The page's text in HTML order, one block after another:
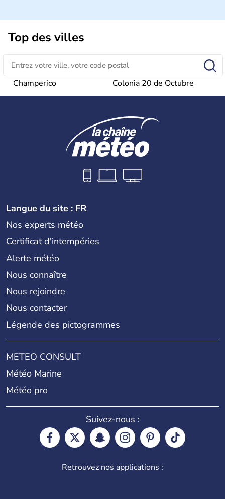
paysages de volcans et de forêt tropicale.
Top des villes
Champerico Colonia 20 de Octubre
Langue du site : FR
Nos experts météo
Certificat d'intempéries
Alerte météo
Nous connaître
Nous rejoindre
Nous contacter
Légende des pictogrammes
METEO CONSULT
Météo Marine
Météo pro
Suivez-nous :
Retrouvez nos applications :